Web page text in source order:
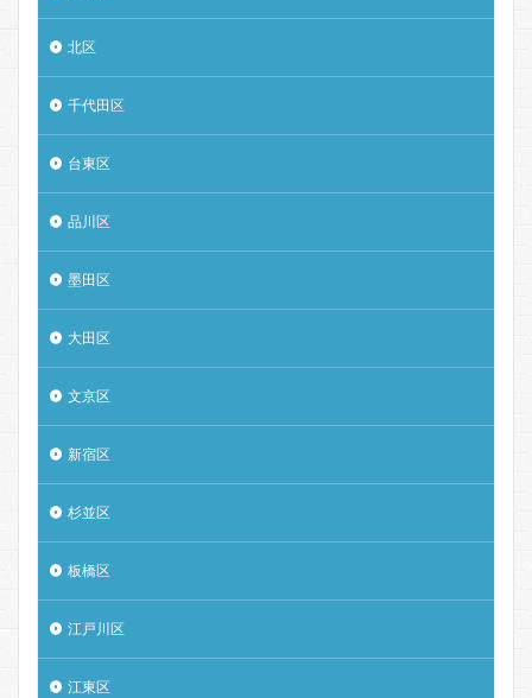
北区
千代田区
台東区
品川区
墨田区
大田区
文京区
新宿区
杉並区
板橋区
江戸川区
江東区